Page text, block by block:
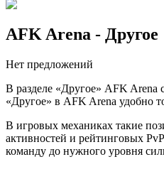
AFK Arena - Другое
Нет предложений
В разделе «Другое» AFK Arena
«Другое» в AFK Arena удобно
В игровых механиках такие
активностей и рейтинговых
команду до нужного уровня